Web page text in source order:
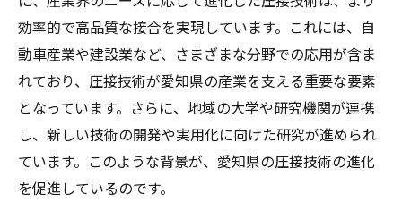
効率的で高品質な接合を実現しています。これには、自
動車産業や建設業など、さまざまな分野での応用が含ま
れており、圧接技術が愛知県の産業を支える重要な要素
となっています。さらに、地域の大学や研究機関が連携
し、新しい技術の開発や実用化に向けた研究が進められ
ています。このような背景が、愛知県の圧接技術の進化
を促進しているのです。